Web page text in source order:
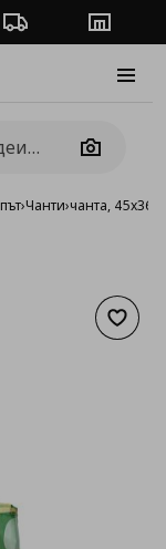
Проследяване на
Camera
›Чанти›чанта, 45x36